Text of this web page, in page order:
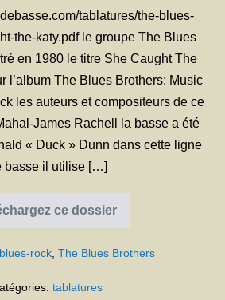
tablatures/the-blues-
the-katy.pdf le groupe The Blues
en 1980 le titre She Caught The
l’album The Blues Brothers: Music
les auteurs et compositeurs de ce
James Rachell la basse a été
« Duck » Dunn dans cette ligne
basse il utilise […]
ce dossier
The
Blues
She
Katy
blues-rock, The Blues Brothers
tablatures